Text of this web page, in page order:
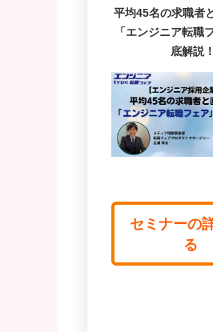
平均45名の求職者
「エンジニア転職
底解説！
セミナーの
る